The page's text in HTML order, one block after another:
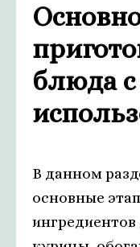
блюда с
В данном
основные